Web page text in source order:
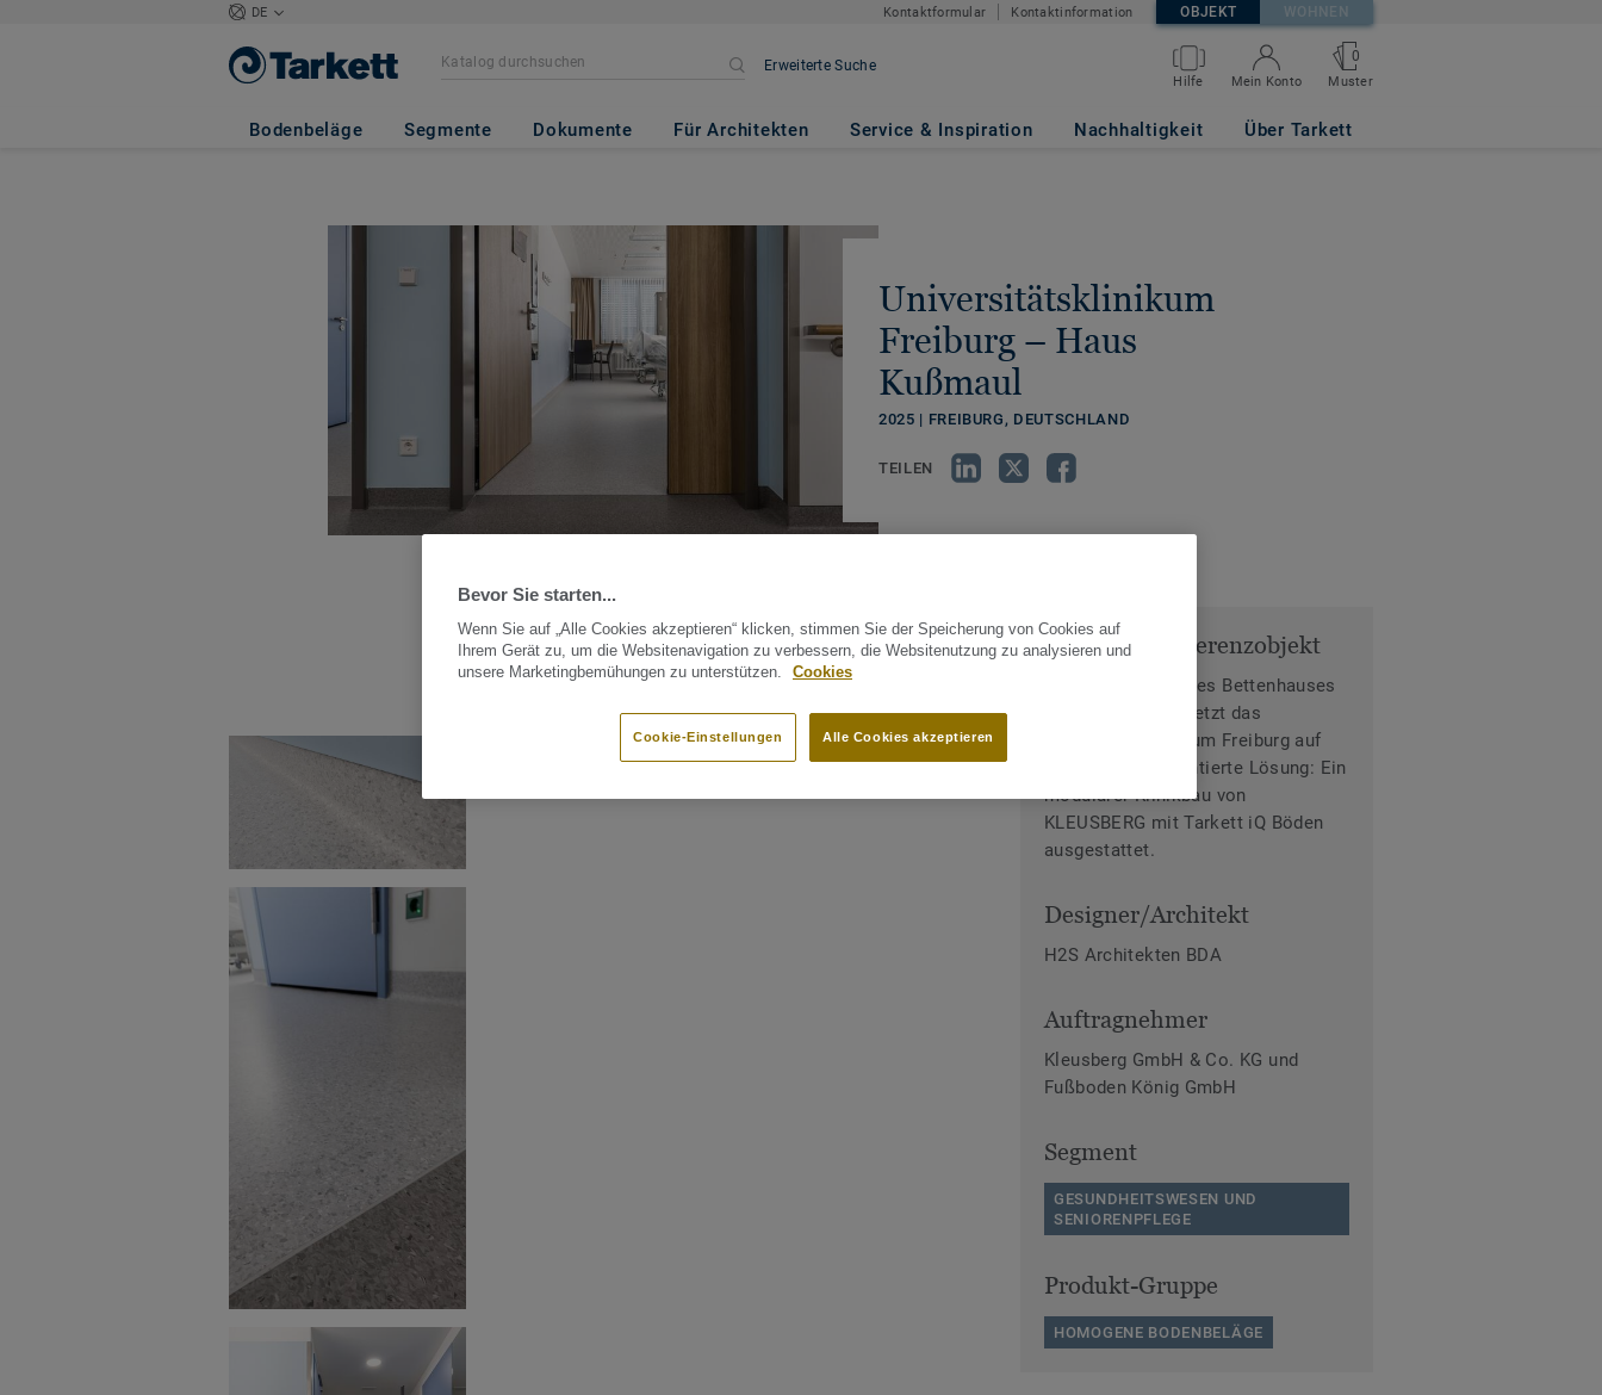
DE Kontaktformular Kontaktinformation OBJEKT WOHNEN
Erweiterte Suche
Hilfe Mein Konto
0
Muster
Bodenbeläge Segmente Dokumente Für Architekten Service & Inspiration Nachhaltigkeit Über Tarkett
Universitätsklinikum
Freiburg – Haus
Kußmaul
2025 | FREIBURG, DEUTSCHLAND
TEILEN
Bilder-Galerie Infos zum Referenzobjekt
Mit dem Neubau des Bettenhauses
„Haus Kußmaul“ setzt das
Universitätsklinikum Freiburg auf
eine zukunftsorientierte Lösung: Ein
modularer Klinikbau von
KLEUSBERG mit Tarkett iQ Böden
ausgestattet.
Designer/Architekt
H2S Architekten BDA
Auftragnehmer
Kleusberg GmbH & Co. KG und
Fußboden König GmbH
Segment
GESUNDHEITSWESEN UND
SENIORENPFLEGE
Produkt-Gruppe
HOMOGENE BODENBELÄGE
Bevor Sie starten...
Wenn Sie auf „Alle Cookies akzeptieren“ klicken, stimmen Sie der Speicherung von Cookies auf
Ihrem Gerät zu, um die Websitenavigation zu verbessern, die Websitenutzung zu analysieren und
unsere Marketingbemühungen zu unterstützen.
Cookies
Alle Cookies akzeptieren
Cookie-Einstellungen